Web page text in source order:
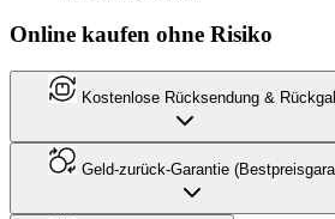
Online kaufen ohne Risiko
Kostenlose Rücksendung &
Geld-zurück-Garantie